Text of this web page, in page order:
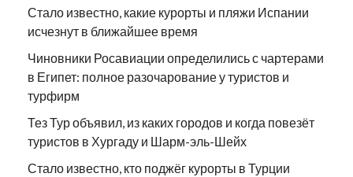
Стало известно, какие курорты и пляжи Испании
исчезнут в ближайшее время
Чиновники Росавиации определились с чартерами
в Египет: полное разочарование у туристов и
турфирм
Тез Тур объявил, из каких городов и когда повезёт
туристов в Хургаду и Шарм-эль-Шейх
Стало известно, кто поджёг курорты в Турции